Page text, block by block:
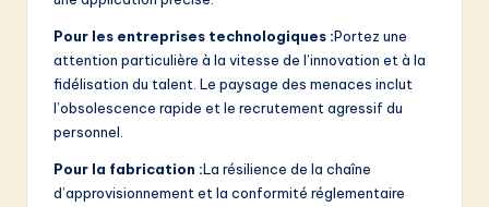
Pour les entreprises technologiques :Portez une
attention particulière à la vitesse de l’innovation et à la
fidélisation du talent. Le paysage des menaces inclut
l’obsolescence rapide et le recrutement agressif du
personnel.
Pour la fabrication :La résilience de la chaîne
d’approvisionnement et la conformité réglementaire